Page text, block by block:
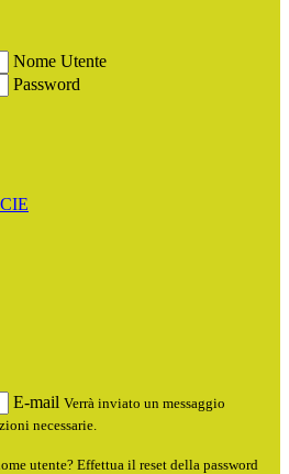
Nome Utente
Password
E-mail Verrà inviato un messaggio
necessarie.
utente? Effettua il reset della password